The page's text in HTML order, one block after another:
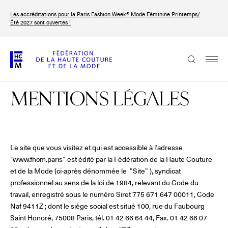
contenu
Les accréditations pour la Paris Fashion Week® Mode Féminine Printemps/
Été 2027 sont ouvertes !
MENTIONS LÉGALES
Le site que vous visitez et qui est accessible à l’adresse
"www.fhcm.paris” est édité par la Fédération de la Haute Couture
et de la Mode (ci-après dénommée le ”Site” ), syndicat
professionnel au sens de la loi de 1984, relevant du Code du
travail, enregistré sous le numéro Siret 775 671 647 00011, Code
Naf 9411Z ; dont le siège social est situé 100, rue du Faubourg
Saint Honoré, 75008 Paris, tél. 01 42 66 64 44, Fax. 01 42 66 07
FRANÇAIS ENGLISH
La Fédération
La gouvernance
Les membres
Les événements de la FHCM
Paris Fashion Week®
Haute Couture Week